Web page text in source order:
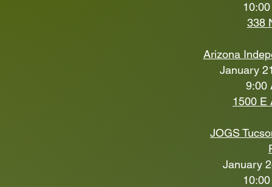
338
Arizona
January
9:00
1500 E
JOGS
January